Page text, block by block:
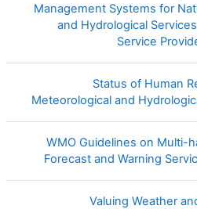
Management Systems for
and Hydrological
Service
Status of Human
Meteorological and
WMO Guidelines on Multi-
Forecast and Warning
Valuing Weather